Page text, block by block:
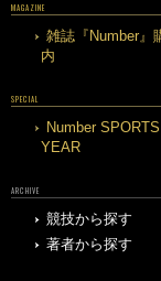
MAGAZINE
雑誌『Number』
内
SPECIAL
Number
YEAR
ARCHIVE
競技から探す
著者から探す